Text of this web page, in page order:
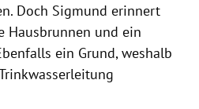
Doch Sigmund erinnert
Hausbrunnen und ein
ein Grund, weshalb